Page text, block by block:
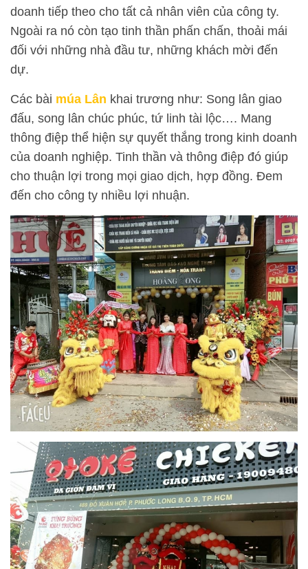
doanh tiếp theo cho tất cả nhân viên của công ty.
Ngoài ra nó còn tạo tinh thần phấn chấn, thoải mái
đối với những nhà đầu tư, những khách mời đến
dự.
Các bài múa Lân khai trương như: Song lân giao
đấu, song lân chúc phúc, tứ linh tài lộc…. Mang
thông điệp thể hiện sự quyết thắng trong kinh doanh
của doanh nghiệp. Tinh thần và thông điệp đó giúp
cho thuận lợi trong mọi giao dịch, hợp đồng. Đem
đến cho công ty nhiều lợi nhuận.